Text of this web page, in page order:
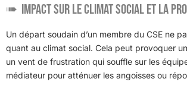
Impact sur le climat social et la
Un départ soudain d’un membre du CSE ne
quant au climat social. Cela peut provoquer
un vent de frustration qui souffle sur les
médiateur pour atténuer les angoisses ou